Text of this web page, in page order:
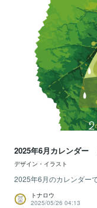
2025年6月カレンダー
デザイン・イラスト
2025年6月のカレンダー
トナロウ
2025/05/26 04:13